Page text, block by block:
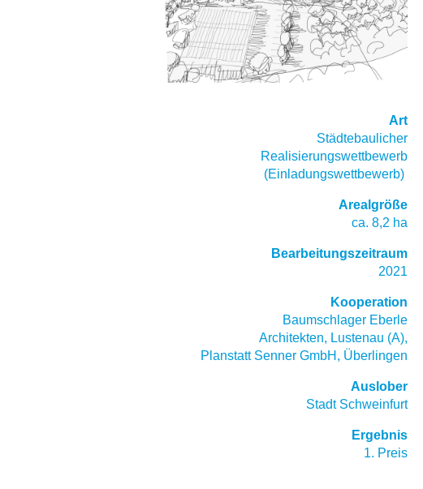
Art
Städtebaulicher
Realisierungswettbewerb
(Einladungswettbewerb)
Arealgröße
ca. 8,2 ha
Bearbeitungszeitraum
2021
Kooperation
Baumschlager Eberle
Architekten, Lustenau (A),
Planstatt Senner GmbH, Überlingen
Auslober
Stadt Schweinfurt
Ergebnis
1. Preis